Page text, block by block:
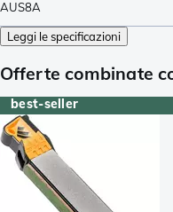
AUS8A
Leggi le specificazioni
Offerte combinate
best-seller